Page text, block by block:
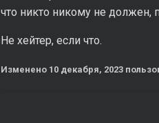
что никто никому не должен,
Не хейтер, если что.
Изменено 10 декабря, 2023